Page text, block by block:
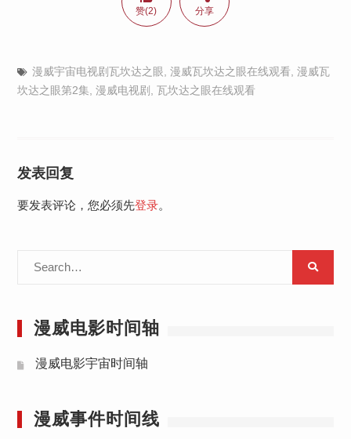
赞(2) 分享
漫威宇宙电视剧瓦坎达之眼, 漫威瓦坎达之眼在线观看, 漫威瓦
坎达之眼第2集, 漫威电视剧 , 瓦坎达之眼在线观看
发表回复
要发表评论，您必须先登录。
漫威电影时间轴
漫威电影宇宙时间轴
漫威事件时间线